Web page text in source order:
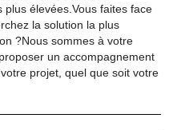
élevées.Vous faites face
la solution la plus
?Nous sommes à votre
un accompagnement
projet, quel que soit votre